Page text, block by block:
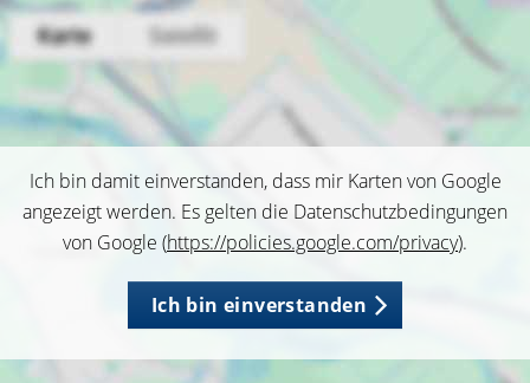
Ich bin damit einverstanden, dass mir Karten von Google
angezeigt werden. Es gelten die Datenschutzbedingungen
von Google (https://policies.google.com/privacy).
Ich bin einverstanden